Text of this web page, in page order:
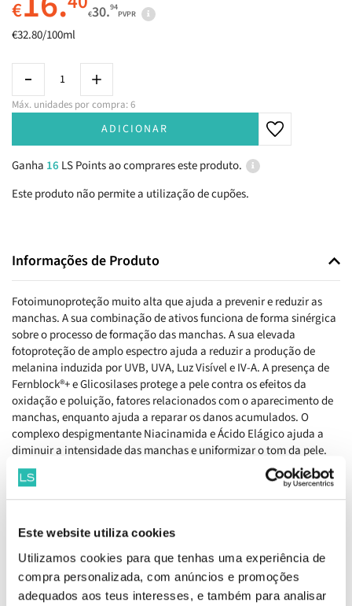
Este website utiliza cookies
Utilizamos cookies para que tenhas uma experiência de
compra personalizada, com anúncios e promoções
adequados aos teus interesses, e também para analisar
€ €30.94
PVPR
€32.80/100ml
Máx. unidades por compra: 6
ADICIONAR
Ganha 16 LS Points ao comprares este produto.
Este produto não permite a utilização de cupões.
Informações de Produto
Fotoimunoproteção muito alta que ajuda a prevenir e reduzir as
manchas. A sua combinação de ativos funciona de forma sinérgica
sobre o processo de formação das manchas. A sua elevada
fotoproteção de amplo espectro ajuda a reduzir a produção de
melanina induzida por UVB, UVA, Luz Visível e IV-A. A presença de
Fernblock®+ e Glicosilases protege a pele contra os efeitos da
oxidação e poluição, fatores relacionados com o aparecimento de
manchas, enquanto ajuda a reparar os danos acumulados. O
complexo despigmentante Niacinamida e Ácido Elágico ajuda a
diminuir a intensidade das manchas e uniformizar o tom da pele.
Textura fluida de rápida absorção com acabamento sedoso e
invisível que melhora a aparência da pele, dissimulando as
imperfeições.
Como aplicar
Agitar antes de usar. Aplicar uniforme e generosamente antes da
exposição solar. Reaplicar frequentemente, especialmente após
nadar ou transpirar.